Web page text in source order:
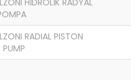
HİDROLİK RADYAL
RADIAL PISTON
PUMP